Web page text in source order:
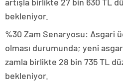
bekleniyor.
%30 Zam Senaryosu: Asgari
olması durumunda; yeni
zamla birlikte 28 bin 735 TL
bekleniyor.